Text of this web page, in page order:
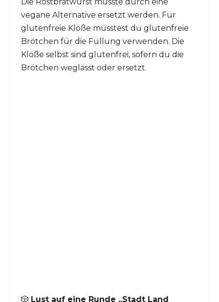
vegane Alternative ersetzt werden. Für
glutenfreie Klöße müsstest du glutenfreie
Brötchen für die Füllung verwenden. Die
Klöße selbst sind glutenfrei, sofern du die
Brötchen weglässt oder ersetzt.
🎲 Lust auf eine Runde „Stadt Land